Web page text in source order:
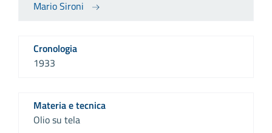
Mario Sironi
Cronologia
1933
Materia e tecnica
Olio su tela